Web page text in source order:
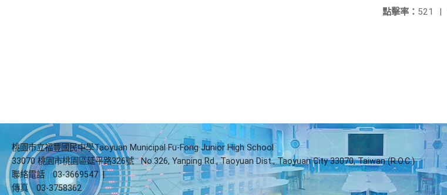
點擊率： 521 |
桃園市立福豐國民中學Taoyuan Municipal Fu-Fong Junior High School
33070 桃園市桃園區延平路326號
No.326, Yanping Rd., Taoyuan Dist., Taoyuan City 33070, Taiwan (R.O.C.)
聯絡電話
03-3669547 |
傳真
03-3758362